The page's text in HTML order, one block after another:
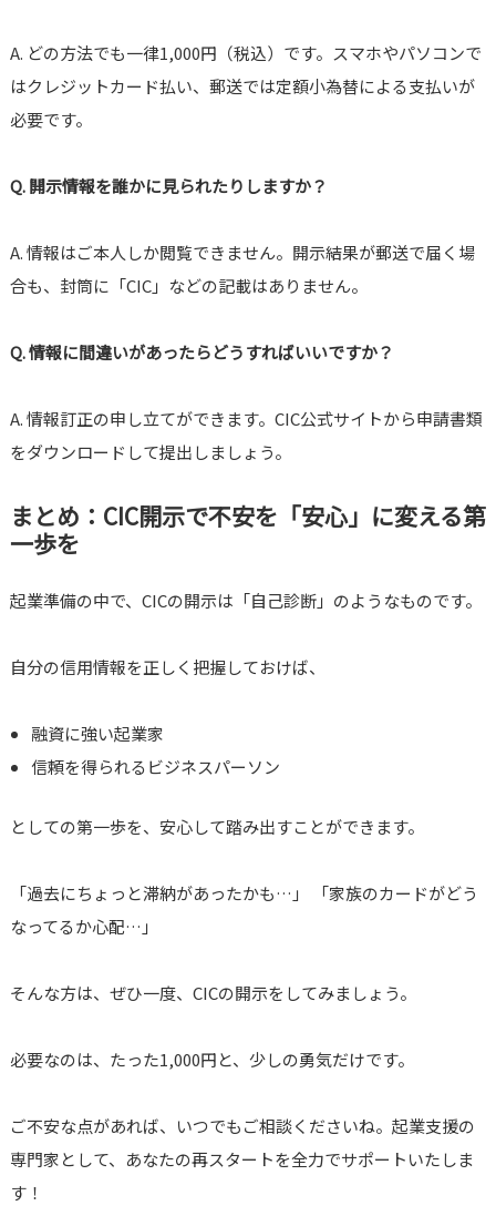
A. どの方法でも一律1,000円（税込）です。スマホやパソコンで
はクレジットカード払い、郵送では定額小為替による支払いが
必要です。
Q. 開示情報を誰かに見られたりしますか？
A. 情報はご本人しか閲覧できません。開示結果が郵送で届く場
合も、封筒に「CIC」などの記載はありません。
Q. 情報に間違いがあったらどうすればいいですか？
A. 情報訂正の申し立てができます。CIC公式サイトから申請書類
をダウンロードして提出しましょう。
まとめ：CIC開示で不安を「安心」に変える第
一歩を
起業準備の中で、CICの開示は「自己診断」のようなものです。
自分の信用情報を正しく把握しておけば、
融資に強い起業家
信頼を得られるビジネスパーソン
としての第一歩を、安心して踏み出すことができます。
「過去にちょっと滞納があったかも…」 「家族のカードがどう
なってるか心配…」
そんな方は、ぜひ一度、CICの開示をしてみましょう。
必要なのは、たった1,000円と、少しの勇気だけです。
ご不安な点があれば、いつでもご相談くださいね。起業支援の
専門家として、あなたの再スタートを全力でサポートいたしま
す！